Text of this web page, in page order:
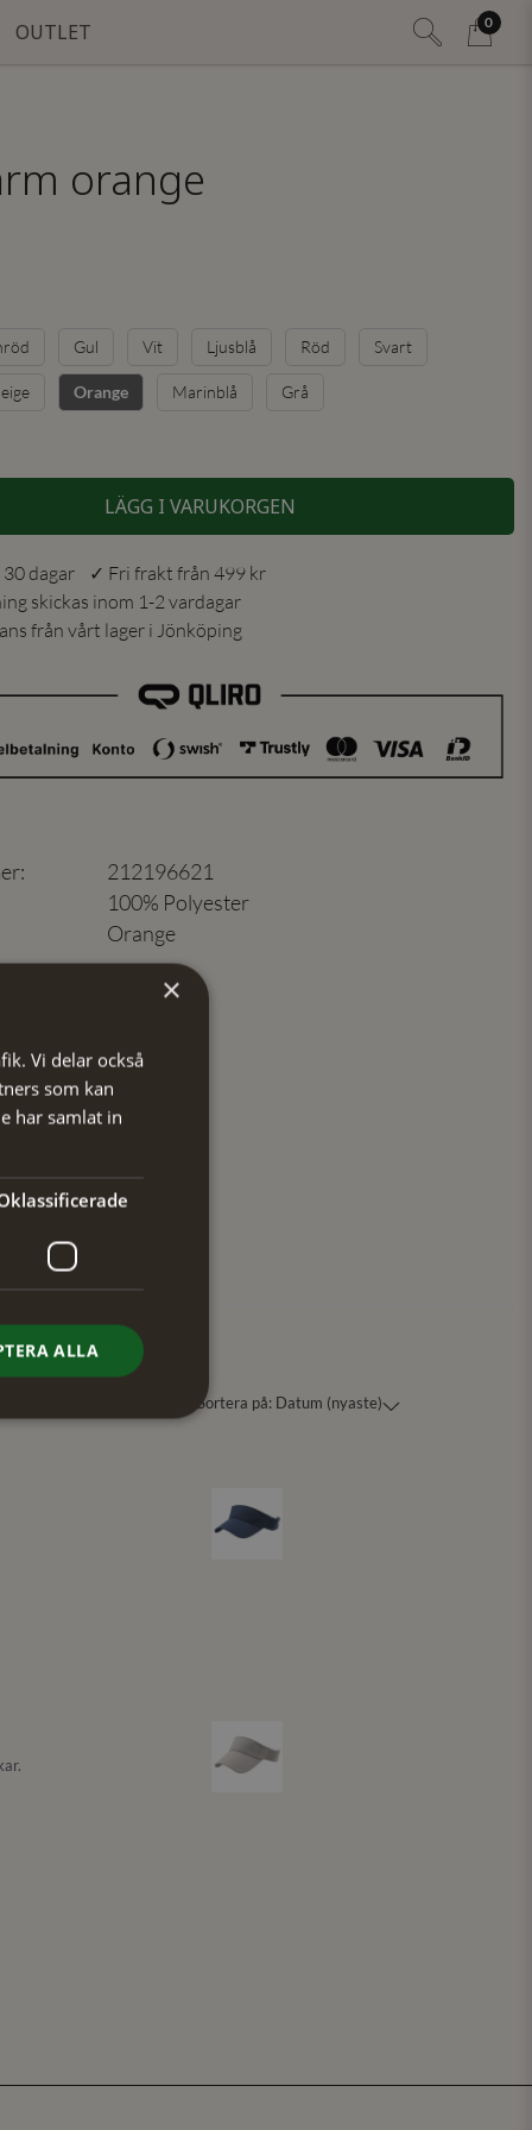
0
OUTLET
orange
Gul Vit Ljusblå Röd Svart
Orange Marinblå Grå
LÄGG I VARUKORGEN
dagar ✓ Fri frakt från 499 kr
skickas inom 1-2 vardagar
från vårt lager i Jönköping
:
212196621
100% Polyester
Orange
×
Vi delar också
som kan
har samlat in
ALLA